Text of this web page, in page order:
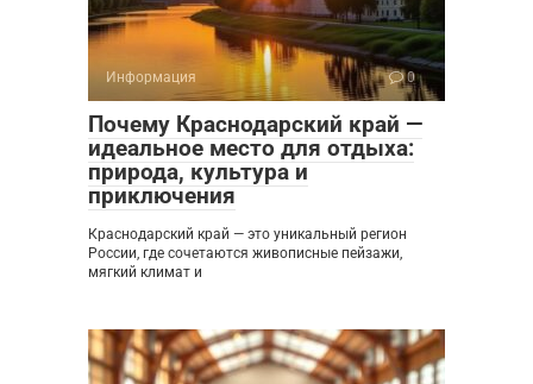
Информация 0
Почему Краснодарский край —
идеальное место для отдыха:
природа, культура и
приключения
Краснодарский край — это уникальный регион
России, где сочетаются живописные пейзажи,
мягкий климат и